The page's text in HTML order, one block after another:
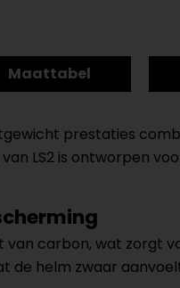
Maattabel
prestaties
LS2 is ontworpen
van carbon, wat
de helm zwaar